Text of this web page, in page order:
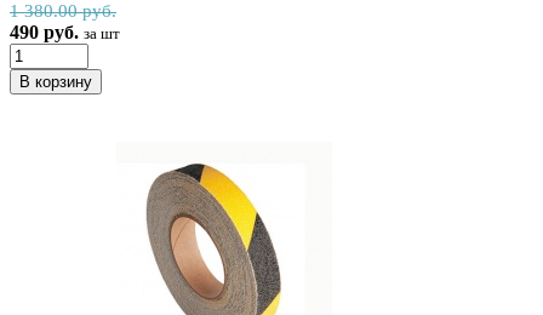
1 380.00 руб.
490 руб. за шт